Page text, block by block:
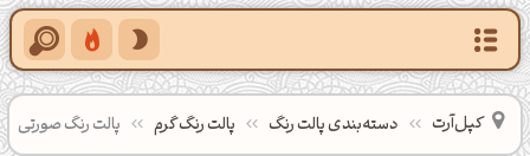
کپل‌آرت دسته‌بندی‌ پالت‌ رنگ پالت رنگ گرم پالت رنگ صورتی